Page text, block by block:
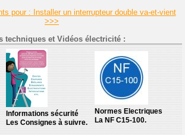
pour : Installer un interrupteur double va-et-vient
>>>
techniques et Vidéos électricité :
Informations sécurité
Les Consignes à suivre.
Normes Electriques
La NF C15-100.